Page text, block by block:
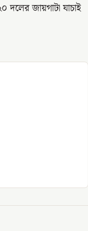
জায়গাটা যাচাই